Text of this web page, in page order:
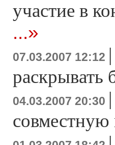
участие в
...»
07.03.2007 12:12 |
раскрывать
04.03.2007 20:30 |